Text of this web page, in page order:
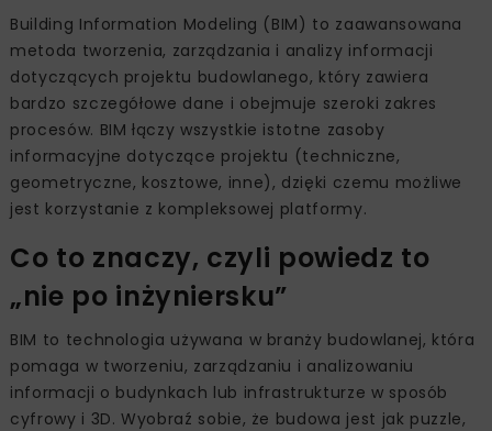
Building Information Modeling (BIM) to zaawansowana
metoda tworzenia, zarządzania i analizy informacji
dotyczących projektu budowlanego, który zawiera
bardzo szczegółowe dane i obejmuje szeroki zakres
procesów. BIM łączy wszystkie istotne zasoby
informacyjne dotyczące projektu (techniczne,
geometryczne, kosztowe, inne), dzięki czemu możliwe
jest korzystanie z kompleksowej platformy.
Co to znaczy, czyli powiedz to
„nie po inżyniersku”
BIM to technologia używana w branży budowlanej, która
pomaga w tworzeniu, zarządzaniu i analizowaniu
informacji o budynkach lub infrastrukturze w sposób
cyfrowy i 3D. Wyobraź sobie, że budowa jest jak puzzle,